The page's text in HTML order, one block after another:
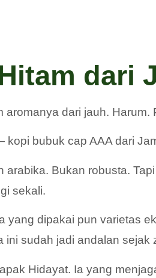
dari
aromanya dari jauh.
kopi bubuk cap AAA dari
arabika. Bukan robusta. Tapi
sekali.
yang dipakai pun varietas
ini sudah jadi andalan sejak
Hidayat. Ia yang